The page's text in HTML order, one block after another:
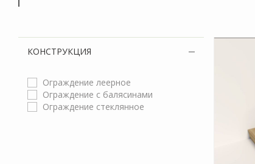
КОНСТРУКЦИЯ
Ограждение леерное
Ограждение с балясинами
Ограждение стеклянное